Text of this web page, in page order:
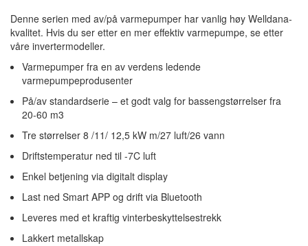
Denne serien med av/på varmepumper har vanlig høy Welldana-
kvalitet. Hvis du ser etter en mer effektiv varmepumpe, se etter
våre invertermodeller.
Varmepumper fra en av verdens ledende
varmepumpeprodusenter
På/av standardserie – et godt valg for bassengstørrelser fra
20-60 m3
Tre størrelser 8 /11/ 12,5 kW m/27 luft/26 vann
Driftstemperatur ned til -7C luft
Enkel betjening via digitalt display
Last ned Smart APP og drift via Bluetooth
Leveres med et kraftig vinterbeskyttelsestrekk
Lakkert metallskap